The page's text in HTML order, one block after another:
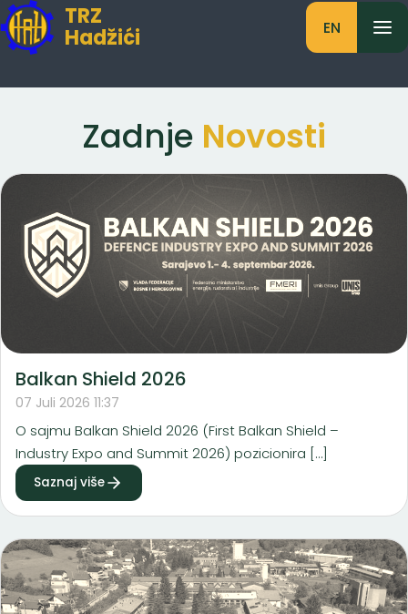
TRZ
Hadžići EN
Zadnje Novosti
Balkan Shield 2026
07 Juli 2026 11:37
O sajmu Balkan Shield 2026 (First Balkan Shield –
Industry Expo and Summit 2026) pozicionira […]
Saznaj više